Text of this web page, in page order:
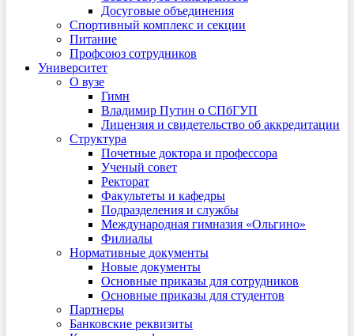
Досуговые объединения
Спортивный комплекс и секции
Питание
Профсоюз сотрудников
Университет
О вузе
Гимн
Владимир Путин о СПбГУП
Лицензия и свидетельство об аккредитации
Структура
Почетные доктора и профессора
Ученый совет
Ректорат
Факультеты и кафедры
Подразделения и службы
Международная гимназия «Ольгино»
Филиалы
Нормативные документы
Новые документы
Основные приказы для сотрудников
Основные приказы для студентов
Партнеры
Банковские реквизиты